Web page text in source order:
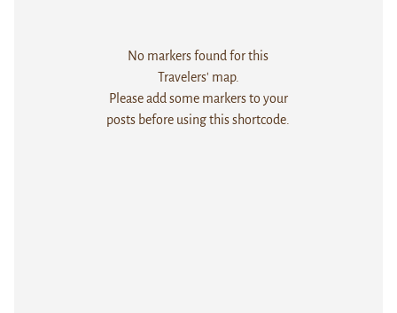
No markers found for this
Travelers' map.
Please add some markers to your
posts before using this shortcode.